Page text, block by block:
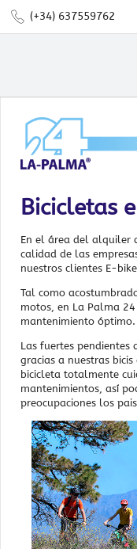
(+34) 637559762
Bicicletas
En el área del alquiler
calidad de las
nuestros clientes E-
Tal como
motos, en La Palma
mantenimiento óptimo.
Las fuertes pendientes
gracias a nuestras
bicicleta totalmente
mantenimientos, así
preocupaciones los